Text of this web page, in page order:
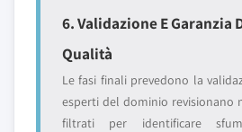
6. Validazione E Garanzia
Qualità
Le fasi finali prevedono la
esperti del dominio revisionano
filtrati per identificare